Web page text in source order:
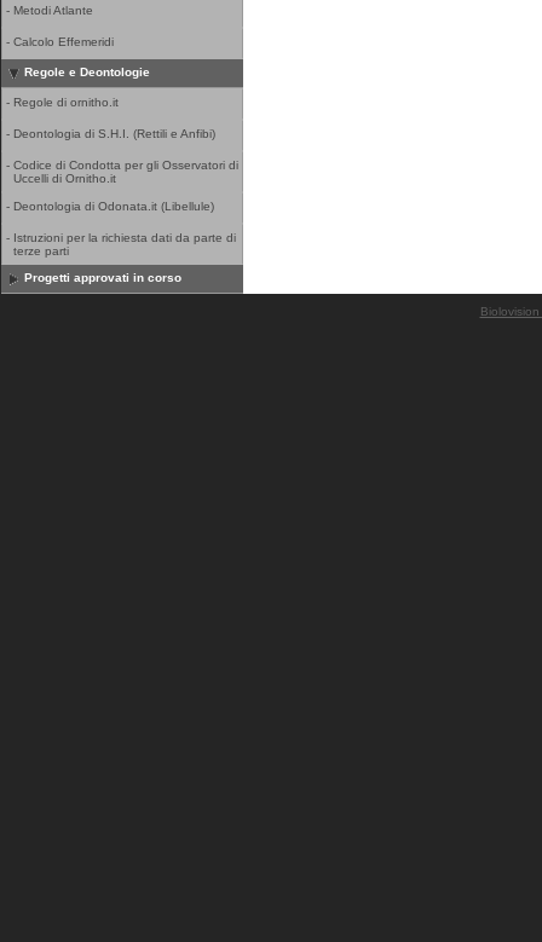
- Metodi Atlante
- Calcolo Effemeridi
Regole e Deontologie
- Regole di ornitho.it
- Deontologia di S.H.I. (Rettili e Anfibi)
- Codice di Condotta per gli Osservatori di
Uccelli di Ornitho.it
- Deontologia di Odonata.it (Libellule)
- Istruzioni per la richiesta dati da parte di
terze parti
Progetti approvati in corso
Biolovision